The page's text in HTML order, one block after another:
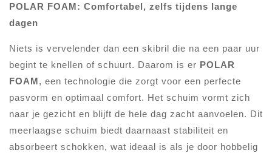
POLAR FOAM: Comfortabel, zelfs tijdens lange
dagen
Niets is vervelender dan een skibril die na een paar uur
begint te knellen of schuurt. Daarom is er POLAR
FOAM, een technologie die zorgt voor een perfecte
pasvorm en optimaal comfort. Het schuim vormt zich
naar je gezicht en blijft de hele dag zacht aanvoelen. Dit
meerlaagse schuim biedt daarnaast stabiliteit en
absorbeert schokken, wat ideaal is als je door hobbelig